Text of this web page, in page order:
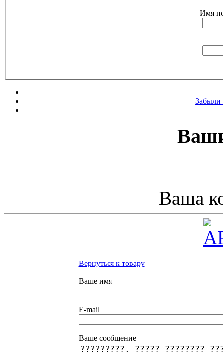
Имя
Забыли
Ваша
Вернуться к товару
Ваше имя
E-mail
Ваше сообщение